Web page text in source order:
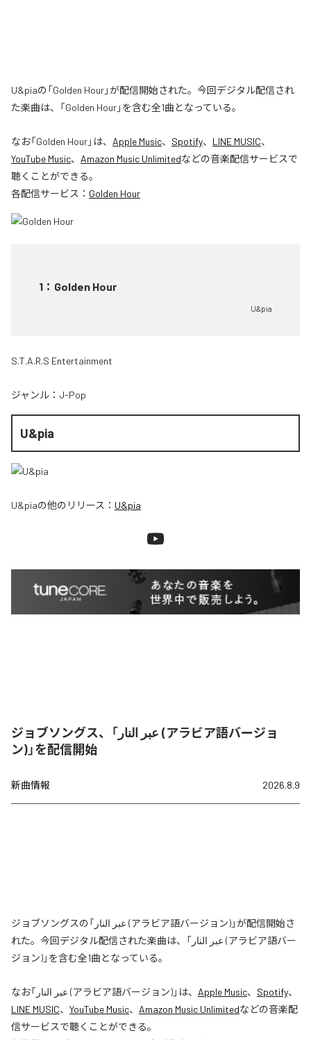
U&piaの「Golden Hour」が配信開始された。今回デジタル配信され
た楽曲は、「Golden Hour」を含む全1曲となっている。
なお「Golden Hour」は、 Apple Music、 Spotify、 LINE MUSIC、
YouTube Music、 Amazon Music Unlimitedなどの音楽配信サービスで
聴くことができる。
各配信サービス： Golden Hour
1 ： Golden Hour
U&pia
S.T.A.R.S Entertainment
ジャンル： J-Pop
U&pia
U&piaの他のリリース： U&pia
ジョブソングス、「عبر النار (アラビア語バージョ
ン)」を配信開始
新曲情報 2026.8.9
ジョブソングスの「عبر النار (アラビア語バージョン)」が配信開始さ
れた。今回デジタル配信された楽曲は、「عبر النار (アラビア語バー
ジョン)」を含む全1曲となっている。
なお「 عبر النار (アラビア語バージョン)」は、 Apple Music、 Spotify、
LINE MUSIC、 YouTube Music、 Amazon Music Unlimitedなどの音楽配
信サービスで聴くことができる。